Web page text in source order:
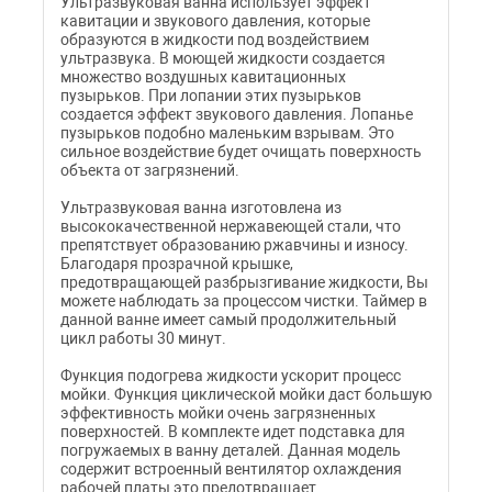
кавитации и звукового давления, которые
образуются в жидкости под воздействием
ультразвука. В моющей жидкости создается
множество воздушных кавитационных
пузырьков. При лопании этих пузырьков
создается эффект звукового давления. Лопанье
пузырьков подобно маленьким взрывам. Это
сильное воздействие будет очищать поверхность
объекта от загрязнений.
Ультразвуковая ванна изготовлена из
высококачественной нержавеющей стали, что
препятствует образованию ржавчины и износу.
Благодаря прозрачной крышке,
предотвращающей разбрызгивание жидкости, Вы
можете наблюдать за процессом чистки. Таймер в
данной ванне имеет самый продолжительный
цикл работы 30 минут.
Функция подогрева жидкости ускорит процесс
мойки. Функция циклической мойки даст большую
эффективность мойки очень загрязненных
поверхностей. В комплекте идет подставка для
погружаемых в ванну деталей. Данная модель
содержит встроенный вентилятор охлаждения
рабочей платы это предотвращает